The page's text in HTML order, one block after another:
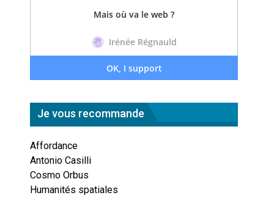
Je vous recommande
Affordance
Antonio Casilli
Cosmo Orbus
Humanités spatiales